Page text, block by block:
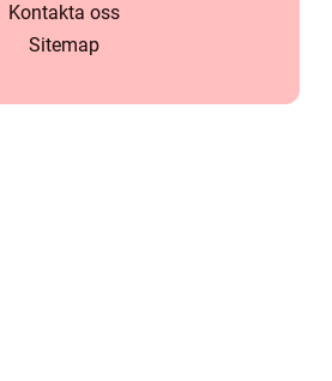
Kontakta oss
Sitemap